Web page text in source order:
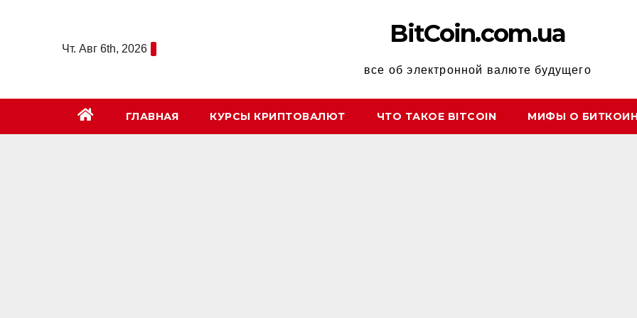
содержимомуЧт. Авг 6th, 2026
BitCoin.com.ua
все об электронной валюте будущего
ГЛАВНАЯ КУРСЫ КРИПТОВАЛЮТ ЧТО ТАКОЕ BITCOIN МИФЫ О